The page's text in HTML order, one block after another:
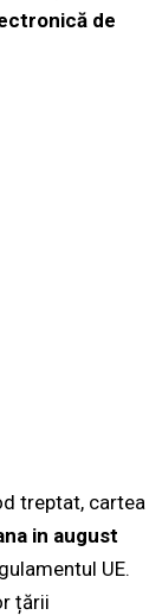
de
treptat, cartea
in august
UE.
țării